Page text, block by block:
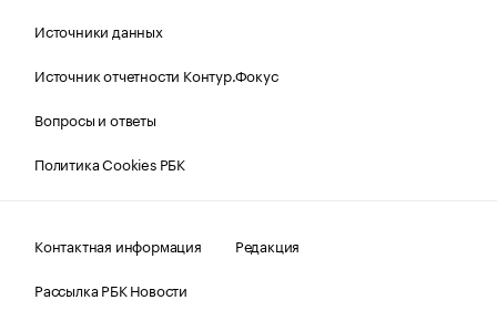
Источники данных
Источник отчетности Контур.Фокус
Вопросы и ответы
Политика Cookies РБК
Контактная информация
Редакция
Рассылка РБК Новости